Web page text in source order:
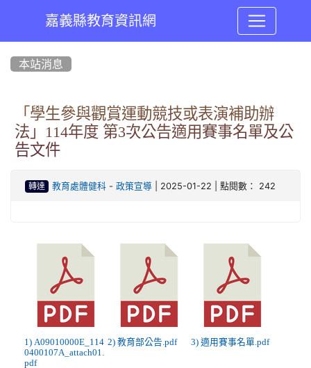
嘉義縣教育資訊網
本站消息
「學生參與觀賞運動競技或表演補助辦
法」114年度 第3次公告適用賽事名單及公
告文件
轉達 教育處體健科- 政策宣導| 2025-01-22 | 點閱數： 242
1) A09010000E_114
0400107A_attach01.
pdf
2) 教育部公告.pdf 3) 適用賽事名單.pdf